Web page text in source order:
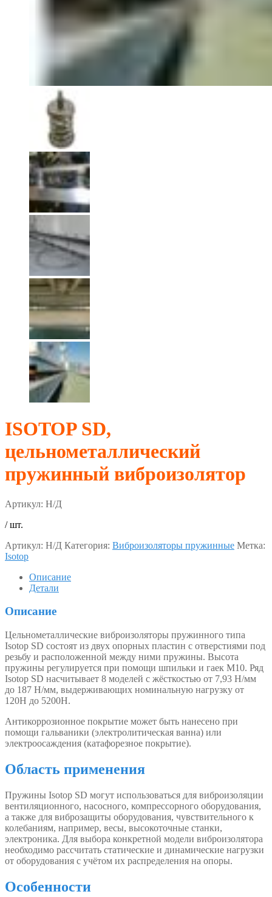
ISOTOP SD,
цельнометаллический
пружинный виброизолятор
Артикул: Н/Д
/ шт.
Артикул: Н/Д Категория: Виброизоляторы пружинные Метка:
Isotop
Описание
Детали
Описание
Цельнометаллические виброизоляторы пружинного типа
Isotop SD состоят из двух опорных пластин с отверстиями под
резьбу и расположенной между ними пружины. Высота
пружины регулируется при помощи шпильки и гаек М10. Ряд
Isotop SD насчитывает 8 моделей с жёсткостью от 7,93 Н/мм
до 187 Н/мм, выдерживающих номинальную нагрузку от
120Н до 5200Н.
Антикоррозионное покрытие может быть нанесено при
помощи гальваники (электролитическая ванна) или
электроосаждения (катафорезное покрытие).
Область применения
Пружины Isotop SD могут использоваться для виброизоляции
вентиляционного, насосного, компрессорного оборудования,
а также для виброзащиты оборудования, чувствительного к
колебаниям, например, весы, высокоточные станки,
электроника. Для выбора конкретной модели виброизолятора
необходимо рассчитать статические и динамические нагрузки
от оборудования с учётом их распределения на опоры.
Особенности